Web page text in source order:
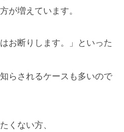
が増えています。
お断りします。」といった
らされるケースも多いので
くない方、